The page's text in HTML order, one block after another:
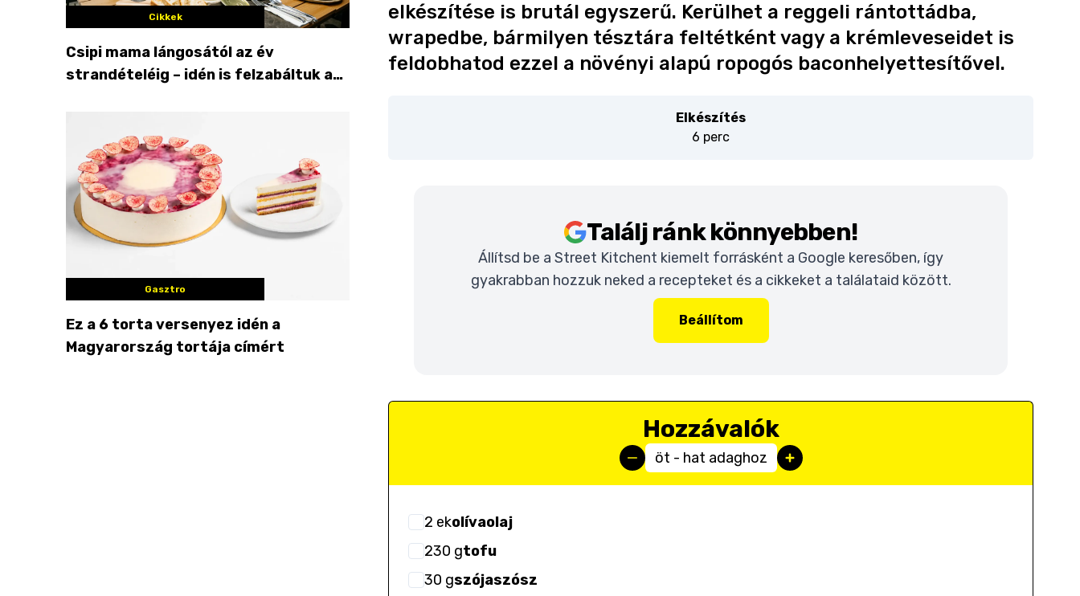
Cikkek
Csipi mama lángosától az év
strandételéig – idén is felzabáltuk a
Gasztro
Ez a 6 torta versenyez idén a
Magyarország tortája címért
elkészítése is brutál egyszerű. Kerülhet a reggeli rántottádba,
wrapedbe, bármilyen tésztára feltétként vagy a krémleveseidet is
feldobhatod ezzel a növényi alapú ropogós baconhelyettesítővel.
Elkészítés
6 perc
Találj ránk könnyebben!
Állítsd be a Street Kitchent kiemelt forrásként a Google keresőben, így
gyakrabban hozzuk neked a recepteket és a cikkeket a találataid között.
Beállítom
Hozzávalók
öt - hat adaghoz
2 ekolívaolaj
230 gtofu
30 gszójaszósz